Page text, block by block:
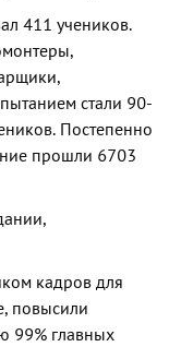
411 учеников.
стали 90-
Постепенно
прошли 6703
кадров для
повысили
99% главных